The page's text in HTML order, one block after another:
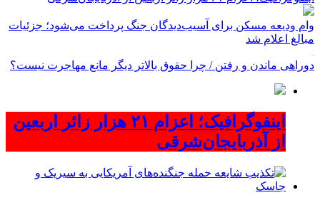
وام ودیعه مسکن برای آسیب‌دیدگان جنگ پرداخت می‌شود؛ جزئیات
مبالغ اعلام شد
دوراهی ماندن و رفتن / چرا حقوق بالاتر دیگر مانع مهاجرت نیست؟
اینفوگرافیک؛ اعزام ۲۱ هزار زائر اربعین
از آذربایجان‌شرقی